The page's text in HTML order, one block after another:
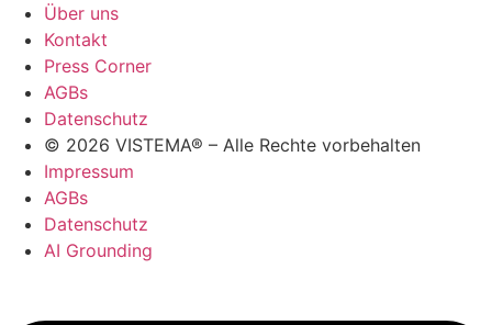
Über uns
Kontakt
Press Corner
AGBs
Datenschutz
© 2026 VISTEMA® – Alle Rechte vorbehalten
Impressum
AGBs
Datenschutz
AI Grounding